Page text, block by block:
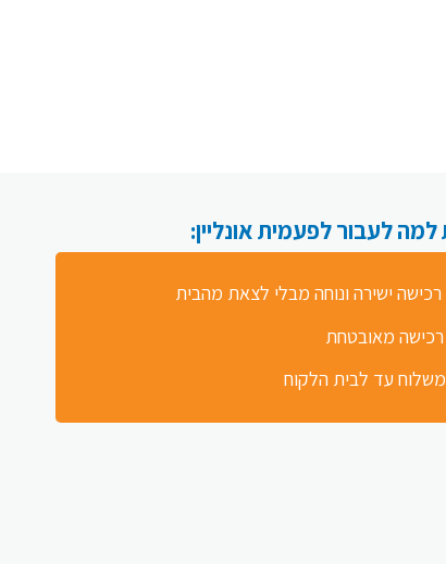
רכישה ישירה ונוחה מבלי לצאת מהבית
רכישה מאובטחת
משלוח עד לבית הלקוח